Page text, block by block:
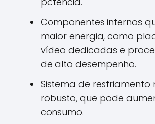
Componentes internos
maior energia, como
vídeo dedicadas e
de alto desempenho.
Sistema de resfriamento
robusto, que pode
consumo.